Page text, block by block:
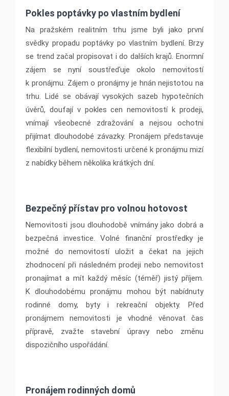
Pokles poptávky po vlastním bydlení
Na pražském realitním trhu jsme byli jako první
svědky propadu poptávky po vlastním bydlení. Brzy
se trend začal propisovat i do dalších krajů. Enormní
zájem se nyní soustřeďuje okolo nemovitostí
k pronájmu. Zájem o pronájmy je hnán nejistotou na
trhu. Lidé se obávají vysokých sazeb hypotečních
úvěrů, doufají v pokles cen nemovitostí k prodeji,
vnímají všeobecné zdražování a nejsou ochotni
přijímat dlouhodobé závazky. Pronájem představuje
flexibilní bydlení, nemovitosti určené k pronájmu mizí
z nabídky během několika krátkých dní.
Bezpečný přístav pro volnou hotovost
Nemovitosti jsou dlouhodobě vnímány jako dobrá a
bezpečná investice. Volné finanční prostředky je
možné do nemovitostí uložit a čekat na jejich
zhodnocení při následném prodeji nebo nemovitost
pronajímat a mít každý měsíc (téměř) jistý příjem.
K dlouhodobému pronájmu mohou být nabídnuty
rodinné domy, byty i rekreační objekty. Před
pronájmem nemovitosti je vhodné věnovat čas
přípravě, zvažte stavební úpravy nebo změnu
dispozičního uspořádání.
Pronájem rodinných domů